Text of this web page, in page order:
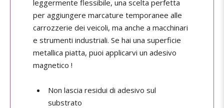
leggermente flessibile, una scelta perfetta
per aggiungere marcature temporanee alle
carrozzerie dei veicoli, ma anche a macchinari
e strumenti industriali. Se hai una superficie
metallica piatta, puoi applicarvi un adesivo
magnetico !
Non lascia residui di adesivo sul
substrato